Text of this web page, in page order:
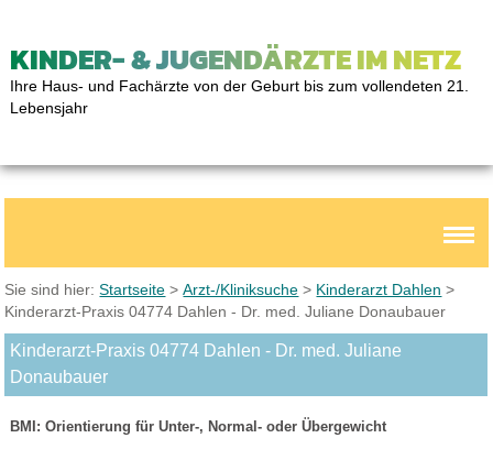
KINDER- & JUGENDÄRZTE IM NETZ
Ihre Haus- und Fachärzte von der Geburt bis zum vollendeten 21.
Lebensjahr
Sie sind hier:Startseite >Arzt-/Kliniksuche > Kinderarzt Dahlen >
Kinderarzt-Praxis 04774 Dahlen - Dr. med. Juliane Donaubauer
Kinderarzt-Praxis 04774 Dahlen - Dr. med. Juliane
Donaubauer
BMI: Orientierung für Unter-, Normal- oder Übergewicht